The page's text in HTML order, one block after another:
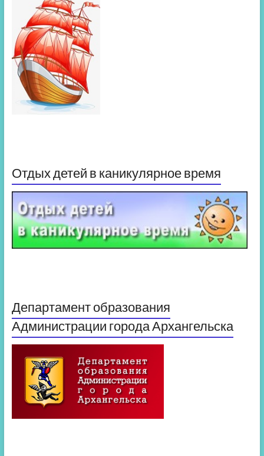
Отдых детей в каникулярное время
Департамент образования
Администрации города Архангельска